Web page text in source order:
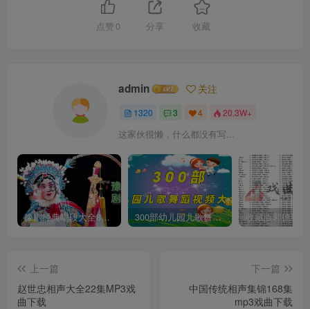
点赞 0 分享 收藏
admin 关注
1320 3 4 20.3W+
这家伙很懒，什么都没有写...
豫剧经典唱段大全850首mp3打包戏曲下载 300部幼儿园儿歌舞蹈视频大合集
上一篇
赵世忠相声大全22集MP3戏
曲下载
下一篇
中国传统相声集锦168集
mp3戏曲下载